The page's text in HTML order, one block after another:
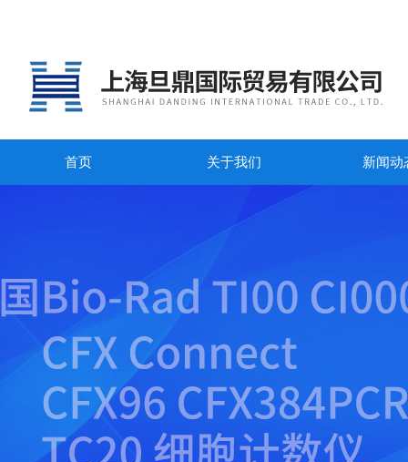
首页 关于我们 新闻动